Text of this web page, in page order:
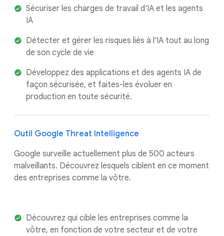
Sécuriser les charges de travail d'IA et les agents
IA
Détecter et gérer les risques liés à l'IA tout au long
de son cycle de vie
Développez des applications et des agents IA de
façon sécurisée, et faites-les évoluer en
production en toute sécurité.
Outil Google Threat Intelligence
Google surveille actuellement plus de 500 acteurs
malveillants. Découvrez lesquels ciblent en ce moment
des entreprises comme la vôtre.
Découvrez qui cible les entreprises comme la
vôtre, en fonction de votre secteur et de votre